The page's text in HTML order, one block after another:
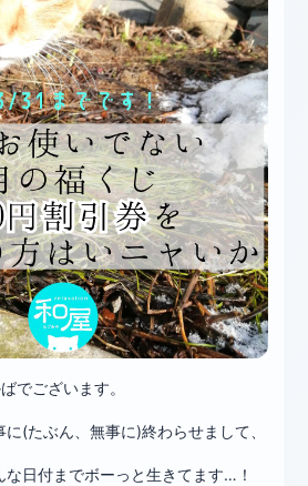
でございます。
(たぶん、無事に)終わらせまして、
日付までボーっと生きてます…！